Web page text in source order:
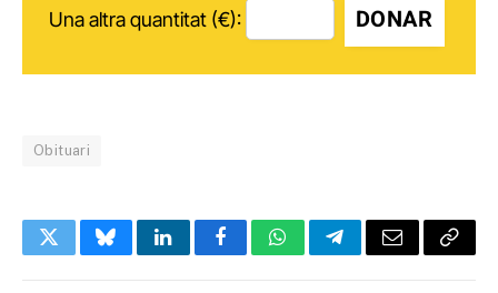
Una altra quantitat (€): DONAR
Obituari
TwitterBlueskyLinkedInFacebookWhatsAppTelegramEmail Copy